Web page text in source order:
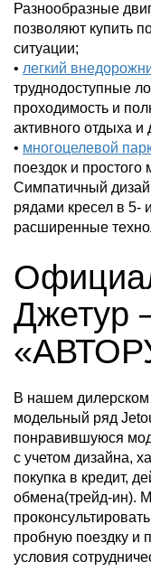
Разнообразные
позволяют купить
ситуации;
• легкий
труднодоступные
проходимость и
активного отдыха
• многоцелевой
поездок и
Симпатичный
рядами кресел в 5-
расширенные
Джетур
В нашем дилерском
модельный ряд
понравившуюся
с учетом дизайна,
покупка в кредит,
обмена(трейд-ин).
пробную поездку и
условия